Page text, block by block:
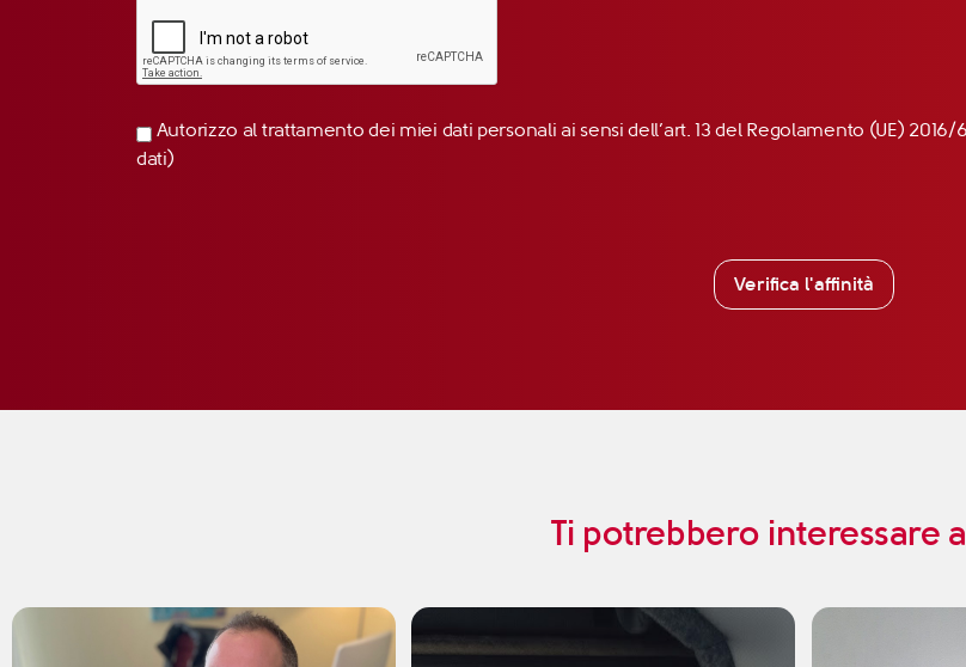
Autorizzo al trattamento dei miei dati personali ai sensi dell’art. 13 del Regolamento (UE)
dati)
Verifica l'affinità
Ti potrebbero interessare